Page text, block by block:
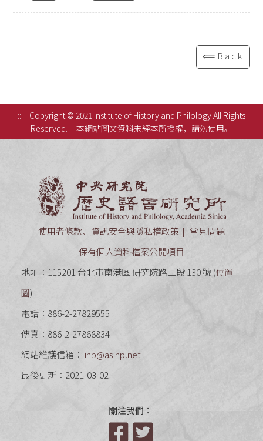
⟸Back
:::
Copyright © 2021 Institute of History and Philology All Rights
Reserved.
本網站圖文資料未經本所授權，請勿使用。
使用者條款、資訊安全與隱私權政策
常見問題
保有個人資料檔案公開項目
地址：115201 台北市南港區 研究院路二段 130 號 (位置
圖)
電話：886-2-27829555
傳真：886-2-27868834
網站維護信箱： ihp@asihp.net
最後更新：2021-03-02
關注我們：
Facebook